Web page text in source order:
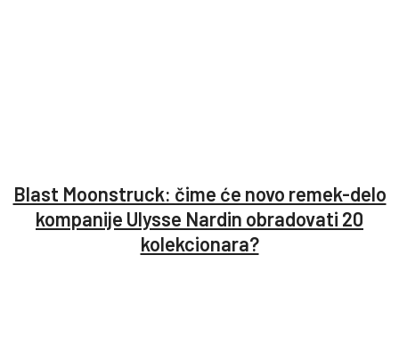
Blast Moonstruck: čime će novo remek-delo
kompanije Ulysse Nardin obradovati 20
kolekcionara?